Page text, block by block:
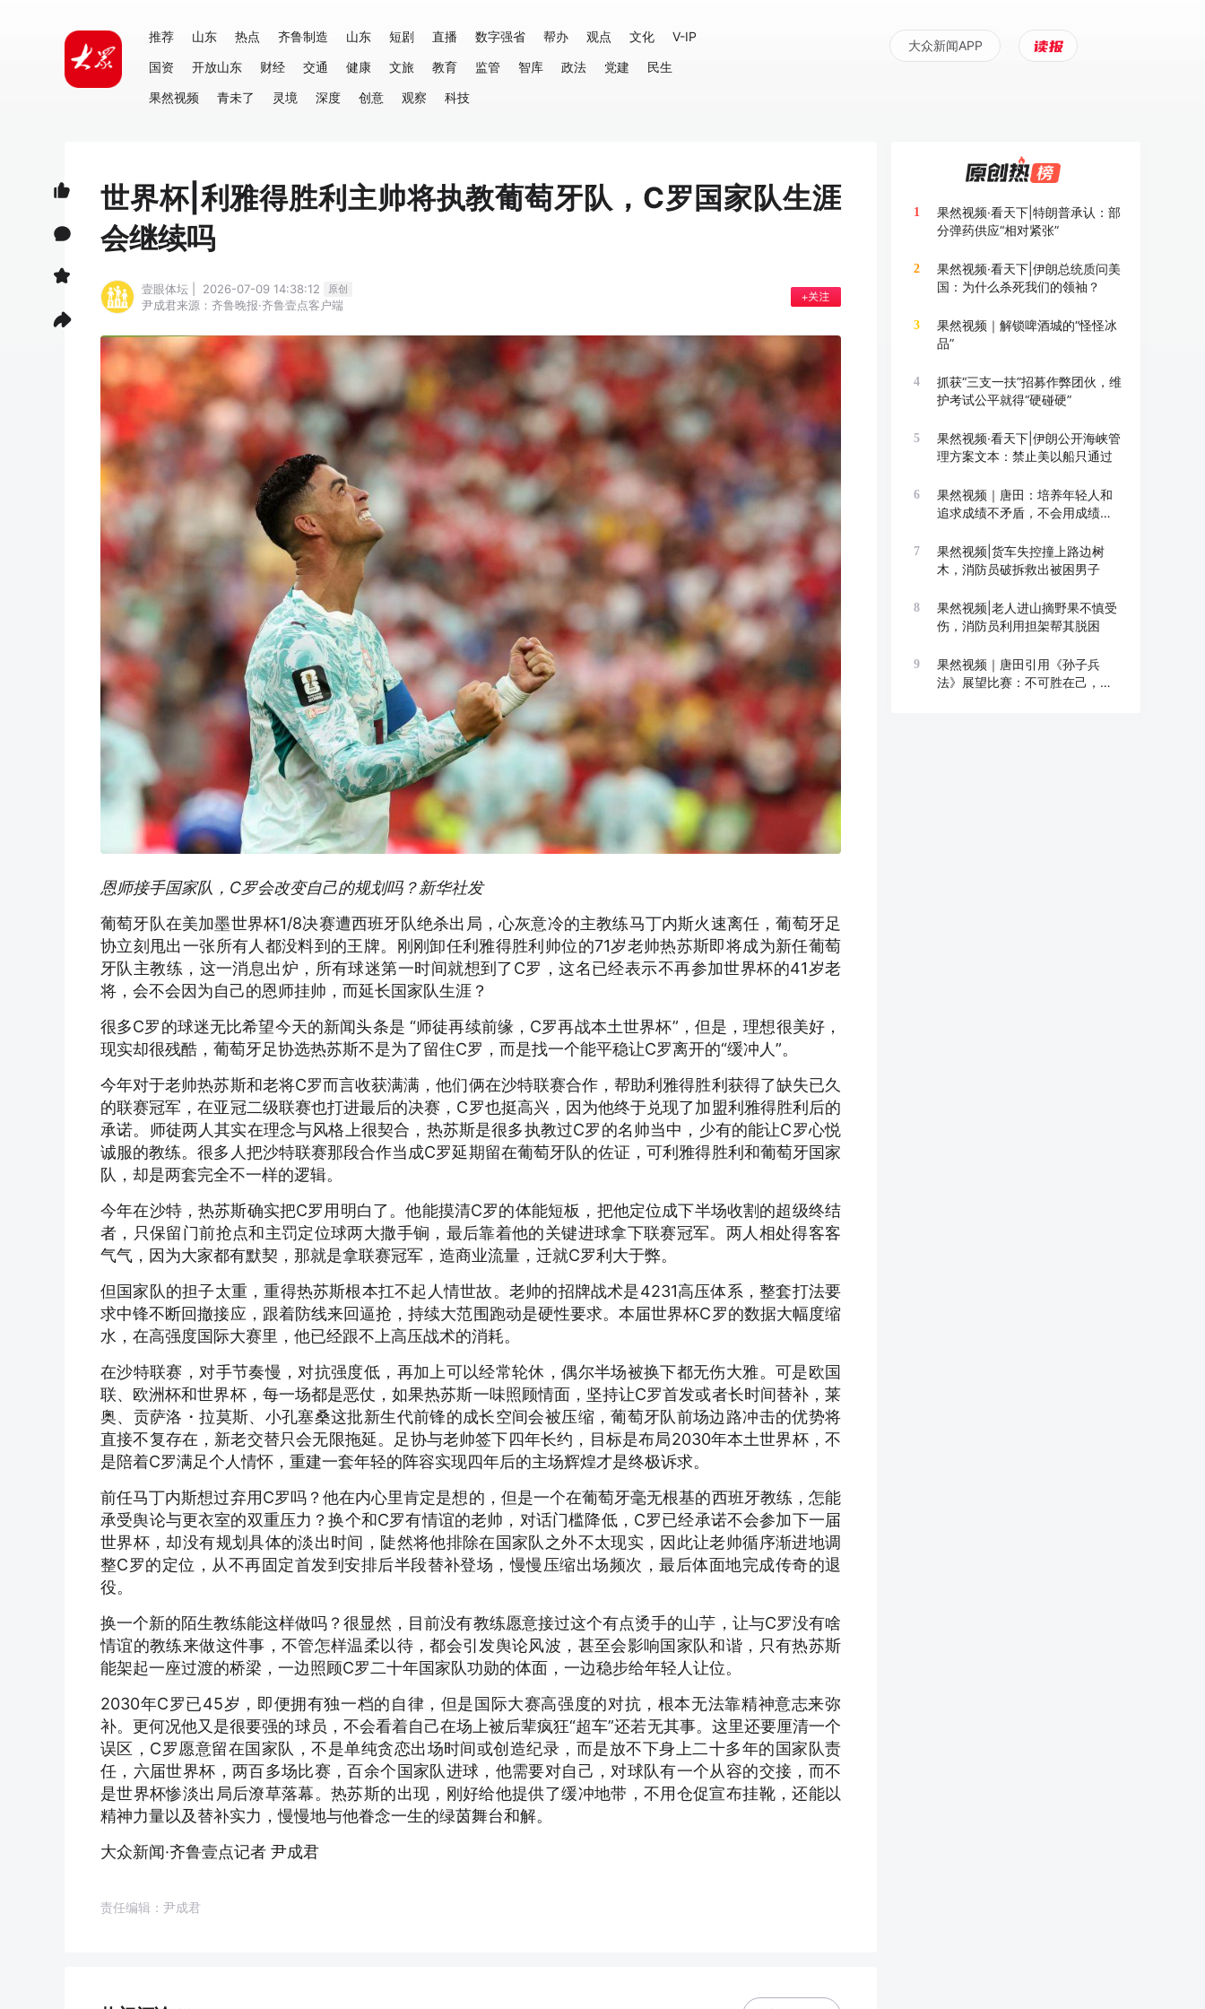
推荐 山东 热点 齐鲁制造 山东 短剧 直播 数字强省 帮办 观点 文化
V-IP
国资
开放山东 财经 交通 健康 文旅 教育 监管 智库 政法 党建
民生
果然视频
青未了 灵境 深度 创意 观察 科技
大众新闻APP
世界杯|利雅得胜利主帅将执教葡萄牙队，C罗国家队生涯
会继续吗
壹眼体坛 | 2026-07-09 14:38:12 原创
尹成君来源：齐鲁晚报·齐鲁壹点客户端
恩师接手国家队，C罗会改变自己的规划吗？新华社发
葡萄牙队在美加墨世界杯1/8决赛遭西班牙队绝杀出局，心灰意冷的主教练马丁内斯火速离任，葡萄牙足
协立刻甩出一张所有人都没料到的王牌。刚刚卸任利雅得胜利帅位的71岁老帅热苏斯即将成为新任葡萄
牙队主教练，这一消息出炉，所有球迷第一时间就想到了C罗，这名已经表示不再参加世界杯的41岁老
将，会不会因为自己的恩师挂帅，而延长国家队生涯？
很多C罗的球迷无比希望今天的新闻头条是 “师徒再续前缘，C罗再战本土世界杯”，但是，理想很美好，
现实却很残酷，葡萄牙足协选热苏斯不是为了留住C罗，而是找一个能平稳让C罗离开的“缓冲人”。
今年对于老帅热苏斯和老将C罗而言收获满满，他们俩在沙特联赛合作，帮助利雅得胜利获得了缺失已久
的联赛冠军，在亚冠二级联赛也打进最后的决赛，C罗也挺高兴，因为他终于兑现了加盟利雅得胜利后的
承诺。师徒两人其实在理念与风格上很契合，热苏斯是很多执教过C罗的名帅当中，少有的能让C罗心悦
诚服的教练。很多人把沙特联赛那段合作当成C罗延期留在葡萄牙队的佐证，可利雅得胜利和葡萄牙国家
队，却是两套完全不一样的逻辑。
今年在沙特，热苏斯确实把C罗用明白了。他能摸清C罗的体能短板，把他定位成下半场收割的超级终结
者，只保留门前抢点和主罚定位球两大撒手锏，最后靠着他的关键进球拿下联赛冠军。两人相处得客客
气气，因为大家都有默契，那就是拿联赛冠军，造商业流量，迁就C罗利大于弊。
但国家队的担子太重，重得热苏斯根本扛不起人情世故。老帅的招牌战术是4231高压体系，整套打法要
求中锋不断回撤接应，跟着防线来回逼抢，持续大范围跑动是硬性要求。本届世界杯C罗的数据大幅度缩
水，在高强度国际大赛里，他已经跟不上高压战术的消耗。
在沙特联赛，对手节奏慢，对抗强度低，再加上可以经常轮休，偶尔半场被换下都无伤大雅。可是欧国
联、欧洲杯和世界杯，每一场都是恶仗，如果热苏斯一味照顾情面，坚持让C罗首发或者长时间替补，莱
奥、贡萨洛・拉莫斯、小孔塞桑这批新生代前锋的成长空间会被压缩，葡萄牙队前场边路冲击的优势将
直接不复存在，新老交替只会无限拖延。足协与老帅签下四年长约，目标是布局2030年本土世界杯，不
是陪着C罗满足个人情怀，重建一套年轻的阵容实现四年后的主场辉煌才是终极诉求。
前任马丁内斯想过弃用C罗吗？他在内心里肯定是想的，但是一个在葡萄牙毫无根基的西班牙教练，怎能
承受舆论与更衣室的双重压力？换个和C罗有情谊的老帅，对话门槛降低，C罗已经承诺不会参加下一届
世界杯，却没有规划具体的淡出时间，陡然将他排除在国家队之外不太现实，因此让老帅循序渐进地调
整C罗的定位，从不再固定首发到安排后半段替补登场，慢慢压缩出场频次，最后体面地完成传奇的退
役。
换一个新的陌生教练能这样做吗？很显然，目前没有教练愿意接过这个有点烫手的山芋，让与C罗没有啥
情谊的教练来做这件事，不管怎样温柔以待，都会引发舆论风波，甚至会影响国家队和谐，只有热苏斯
能架起一座过渡的桥梁，一边照顾C罗二十年国家队功勋的体面，一边稳步给年轻人让位。
2030年C罗已45岁，即便拥有独一档的自律，但是国际大赛高强度的对抗，根本无法靠精神意志来弥
补。更何况他又是很要强的球员，不会看着自己在场上被后辈疯狂“超车”还若无其事。这里还要厘清一个
误区，C罗愿意留在国家队，不是单纯贪恋出场时间或创造纪录，而是放不下身上二十多年的国家队责
任，六届世界杯，两百多场比赛，百余个国家队进球，他需要对自己，对球队有一个从容的交接，而不
是世界杯惨淡出局后潦草落幕。热苏斯的出现，刚好给他提供了缓冲地带，不用仓促宣布挂靴，还能以
精神力量以及替补实力，慢慢地与他眷念一生的绿茵舞台和解。
大众新闻·齐鲁壹点记者 尹成君
责任编辑：尹成君
1
果然视频·看天下|特朗普承认：部
分弹药供应“相对紧张”
2
果然视频·看天下|伊朗总统质问美
国：为什么杀死我们的领袖？
3
果然视频｜解锁啤酒城的“怪怪冰
品”
4
抓获“三支一扶”招募作弊团伙，维
护考试公平就得“硬碰硬”
5
果然视频·看天下|伊朗公开海峡管
理方案文本：禁止美以船只通过
6
果然视频｜唐田：培养年轻人和
追求成绩不矛盾，不会用成绩换
7
果然视频|货车失控撞上路边树
木，消防员破拆救出被困男子
8
果然视频|老人进山摘野果不慎受
伤，消防员利用担架帮其脱困
9
果然视频｜唐田引用《孙子兵
法》展望比赛：不可胜在己，可